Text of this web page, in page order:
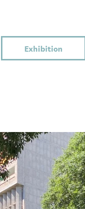
Exhibition